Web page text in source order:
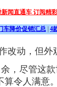
新闻直通车 订阅精
车降价促销汇总 4
改动，但
，尽管这
算令人满意